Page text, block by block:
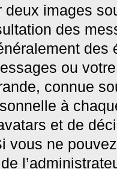
deux images
des
ou
connue
à
et de
vous ne